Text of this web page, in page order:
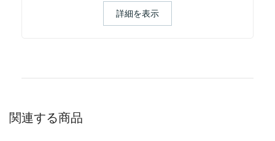
7.デリケートゾーンの日常ケアをしっかり行うこ
詳細を表示
関連する商品